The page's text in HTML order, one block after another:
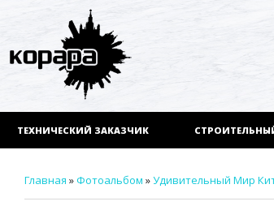
ТЕХНИЧЕСКИЙ ЗАКАЗЧИК
Главная »Фотоальбом »Удивительный Мир